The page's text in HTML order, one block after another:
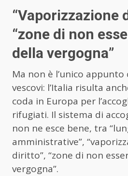
“Vaporizzazione
“zone di non
della vergogna”
Ma non è l’unico appunto
vescovi: l’Italia risulta
coda in Europa per
rifugiati. Il sistema di
non ne esce bene, tra
amministrative”,
diritto”, “zone di non
vergogna”.